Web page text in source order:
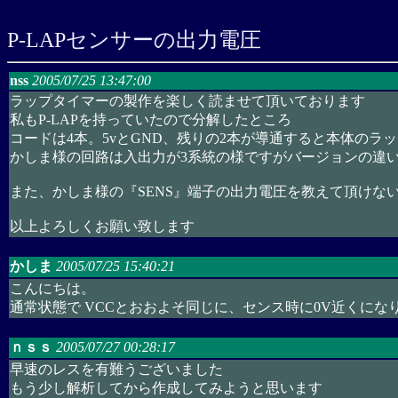
P-LAPセンサーの出力電圧
nss 2005/07/25 13:47:00
ラップタイマーの製作を楽しく読ませて頂いております
私もP-LAPを持っていたので分解したところ
コードは4本。5vとGND、残りの2本が導通すると本体のラ
かしま様の回路は入出力が3系統の様ですがバージョンの違
また、かしま様の『SENS』端子の出力電圧を教えて頂けな
以上よろしくお願い致します
かしま 2005/07/25 15:40:21
こんにちは。
通常状態で VCCとおおよそ同じに、センス時に0V近くにな
ｎｓｓ 2005/07/27 00:28:17
早速のレスを有難うございました
もう少し解析してから作成してみようと思います